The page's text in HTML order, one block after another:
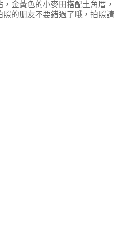
，金黃色的小麥田搭配土角厝，
的朋友不要錯過了哦，拍照請